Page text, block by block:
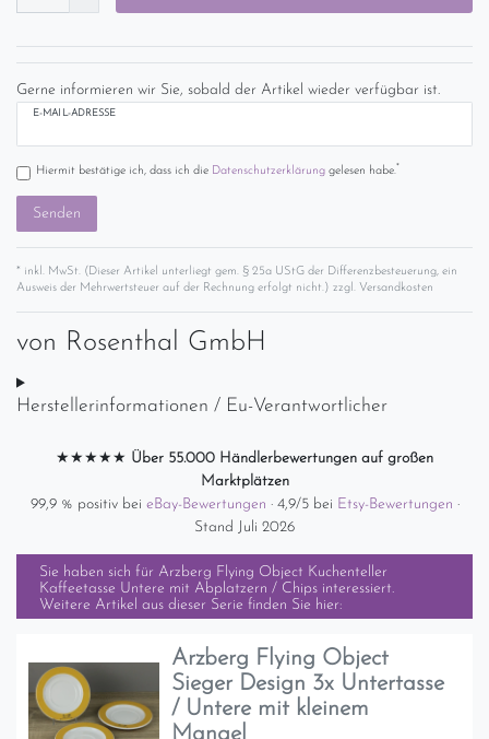
Gerne informieren wir Sie, sobald der Artikel wieder verfügbar ist.
E-MAIL-ADRESSE
Hiermit bestätige ich, dass ich die Daten­schutz­erklärunggelesen habe.*
Senden
* inkl. MwSt. (Dieser Artikel unterliegt gem. § 25a UStG der Differenzbesteuerung, ein
Ausweis der Mehrwertsteuer auf der Rechnung erfolgt nicht.) zzgl. Versandkosten
von Rosenthal GmbH
Herstellerinformationen / Eu-Verantwortlicher
★★★★★ Über 55.000 Händlerbewertungen auf großen
Marktplätzen
99,9 % positiv bei eBay-Bewertungen · 4,9/5 bei Etsy-Bewertungen ·
Stand Juli 2026
Sie haben sich für Arzberg Flying Object Kuchenteller
Kaffeetasse Untere mit Abplatzern / Chips interessiert.
Weitere Artikel aus dieser Serie finden Sie hier:
Arzberg Flying Object
Sieger Design 3x Untertasse
/ Untere mit kleinem
Mangel